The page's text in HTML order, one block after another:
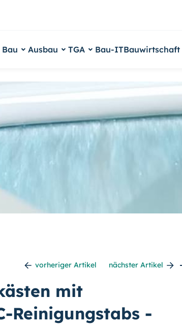
Bau Ausbau TGA Bau-ITBauwirtschaft
vorheriger Artikel nächster Artikel
mit
Reinigungstabs -